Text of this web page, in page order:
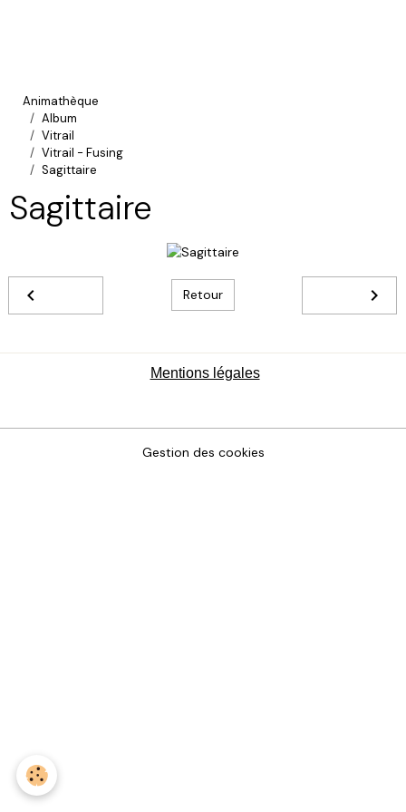
Animathèque
Album
Vitrail
Vitrail - Fusing
Sagittaire
Sagittaire
Retour
Mentions légales
Gestion des cookies